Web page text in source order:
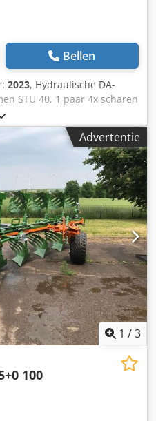
Bellen
2023, Hydraulische DA-
STU 40, 1 paar 4x scharen
1 paar 4x voorscharen
voor hydraulische zware
DM680. Chedpfx
Advertentie
1 /3
100